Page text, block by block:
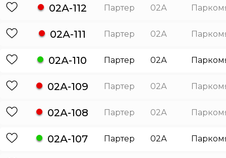
02А-112 Партер 02А
02А-111 Партер 02А
02А-110 Партер 02А
02А-109 Партер 02А
02А-108 Партер 02А
02А-107 Партер 02А